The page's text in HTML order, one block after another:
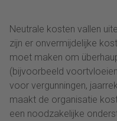
Neutrale kosten vallen
zijn er onvermijdelijke
moet maken om
(bijvoorbeeld
voor vergunningen,
maakt de organisatie
een noodzakelijke